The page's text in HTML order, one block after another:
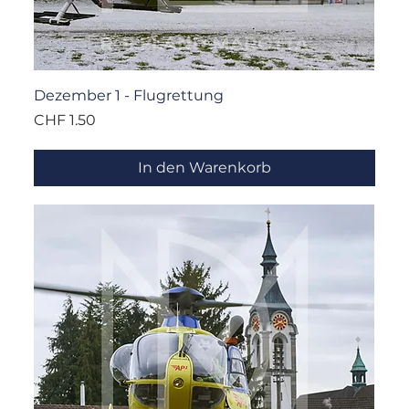
Dezember 1 - Flugrettung
Preis
CHF 1.50
In den Warenkorb